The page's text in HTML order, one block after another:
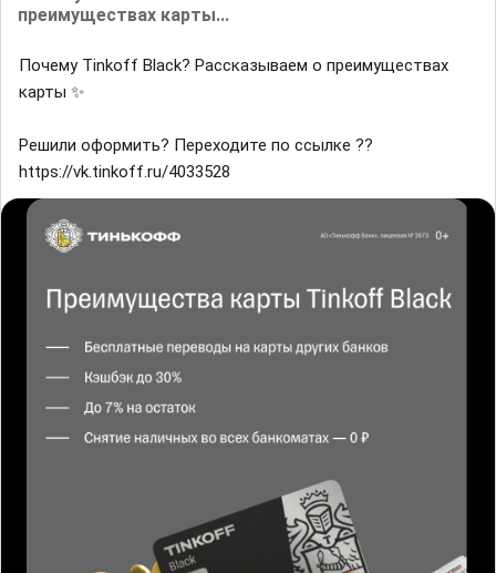
преимуществах карты...
Почему Tinkoff Black? Рассказываем о преимуществах
карты ✨
Решили оформить? Переходите по ссылке ??
https://vk.tinkoff.ru/4033528